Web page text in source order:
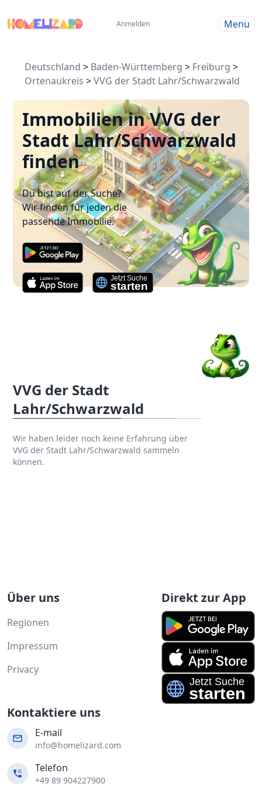
Anmelden Menu
Deutschland > Baden-Württemberg > Freiburg >
Ortenaukreis >VVG der Stadt Lahr/Schwarzwald
Immobilien in VVG der
Stadt Lahr/Schwarzwald
finden
Du bist auf der Suche?
Wir finden für jeden die
passende Immobilie.
VVG der Stadt
Lahr/Schwarzwald
Wir haben leider noch keine Erfahrung über
VVG der Stadt Lahr/Schwarzwald sammeln
können.
Über uns
Regionen
Impressum
Privacy
Direkt zur App
Kontaktiere uns
E-mail
info@homelizard.com
Telefon
+49 89 904227900